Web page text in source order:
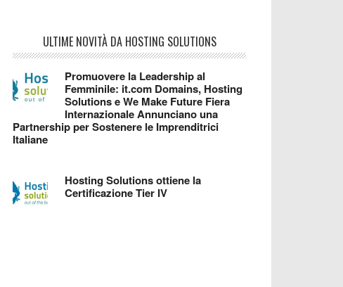
ULTIME NOVITÀ DA HOSTING SOLUTIONS
Promuovere la Leadership al
Femminile: it.com Domains, Hosting
Solutions e We Make Future Fiera
Internazionale Annunciano una
Partnership per Sostenere le Imprenditrici
Italiane
Hosting Solutions ottiene la
Certificazione Tier IV